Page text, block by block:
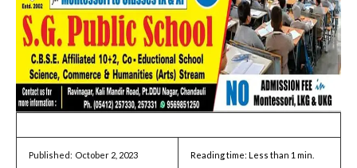
Published: October 2, 2023 Reading time: Less than 1 min.